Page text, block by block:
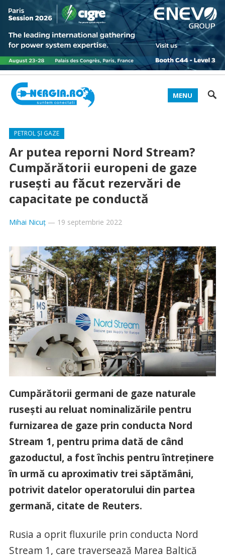
MENU
PETROL ȘI GAZE
Ar putea reporni Nord Stream?
Cumpărătorii europeni de gaze
rusești au făcut rezervări de
capacitate pe conductă
Mihai Nicuț— 19 septembrie 2022
Cumpărătorii germani de gaze naturale
rusești au reluat nominalizările pentru
furnizarea de gaze prin conducta Nord
Stream 1, pentru prima dată de când
gazoductul, a fost închis pentru întreținere
în urmă cu aproximativ trei săptămâni,
potrivit datelor operatorului din partea
germană, citate de Reuters.
Rusia a oprit fluxurile prin conducta Nord
Stream 1, care traversează Marea Baltică